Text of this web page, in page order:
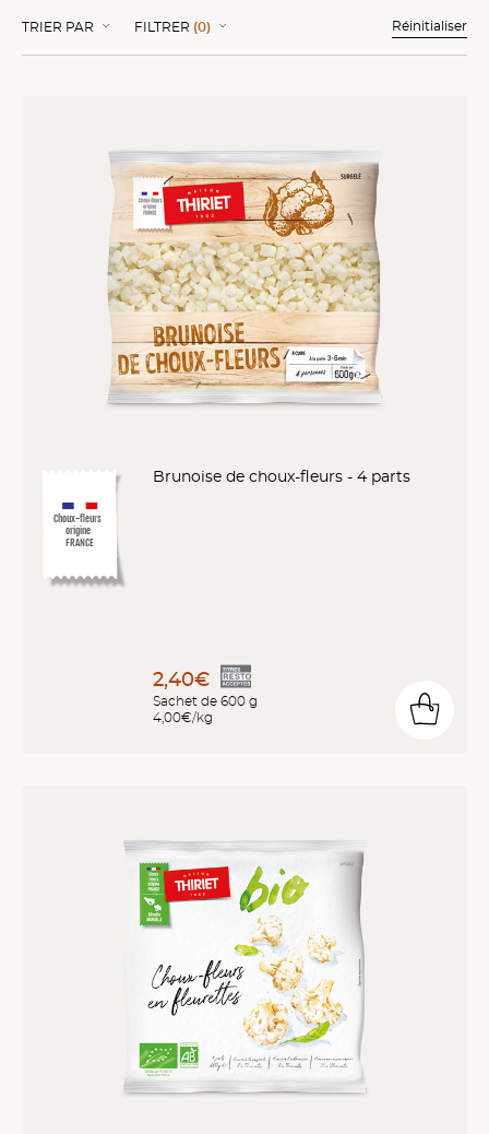
TRIER PAR FILTRER (0) Réinitialiser
Choux-fleurs
origine
FRANCE
Brunoise de choux-fleurs - 4 parts
2,40€
Sachet de 600 g
4,00€/kg